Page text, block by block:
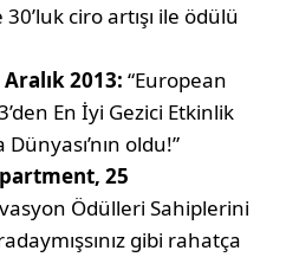
ciro artışı ile ödülü
2013: “European
En İyi Gezici Etkinlik
oldu!”
‎25‎
Ödülleri Sahiplerini
gibi rahatça